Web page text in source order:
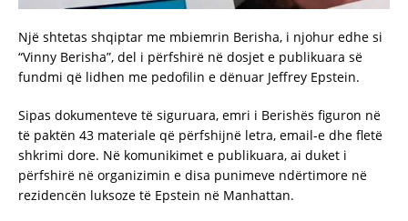
Një shtetas shqiptar me mbiemrin Berisha, i njohur edhe si
“Vinny Berisha”, del i përfshirë në dosjet e publikuara së
fundmi që lidhen me pedofilin e dënuar Jeffrey Epstein.
Sipas dokumenteve të siguruara, emri i Berishës figuron në
të paktën 43 materiale që përfshijnë letra, email-e dhe fletë
shkrimi dore. Në komunikimet e publikuara, ai duket i
përfshirë në organizimin e disa punimeve ndërtimore në
rezidencën luksoze të Epstein në Manhattan.